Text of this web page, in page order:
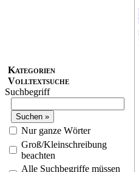
Kategorien
Volltextsuche
Suchbegriff
Nur ganze Wörter
Groß/Kleinschreibung
beachten
Alle Suchbegriffe müssen